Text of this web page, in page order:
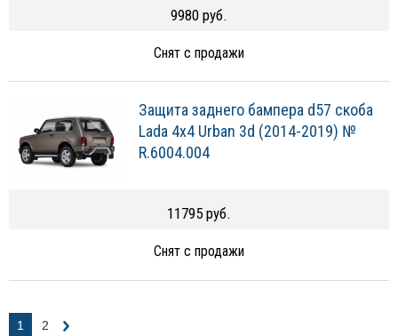
9980 руб.
Снят с продажи
Защита заднего бампера d57 скоба
Lada 4х4 Urban 3d (2014-2019) №
R.6004.004
11795 руб.
Снят с продажи
1 2